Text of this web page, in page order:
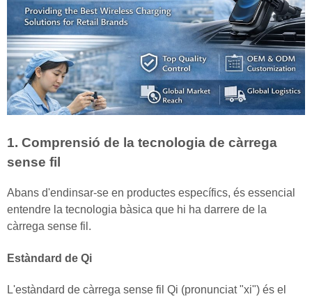
1. Comprensió de la tecnologia de càrrega
sense fil
Abans d'endinsar-se en productes específics, és essencial
entendre la tecnologia bàsica que hi ha darrere de la
càrrega sense fil.
Estàndard de Qi
L'estàndard de càrrega sense fil Qi (pronunciat "xi") és el